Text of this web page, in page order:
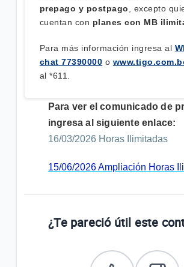
prepago y postpago
, excepto
cuentan con planes con MB
Para más información ingresa al
chat 77390000 o
al *611.
Para ver el comunicado de
ingresa al siguiente enlace:
16/03/2026 Horas Ilimitadas
15/06/2026 Ampliación Horas
¿Te pareció útil este